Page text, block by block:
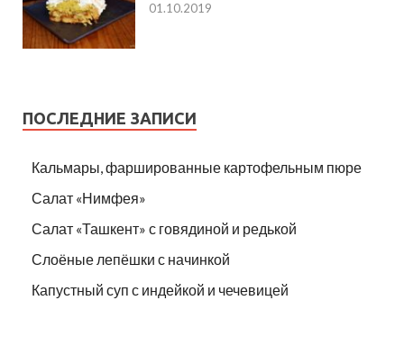
01.10.2019
ПОСЛЕДНИЕ ЗАПИСИ
Кальмары, фаршированные картофельным пюре
Салат «Нимфея»
Салат «Ташкент» с говядиной и редькой
Слоёные лепёшки с начинкой
Капустный суп с индейкой и чечевицей